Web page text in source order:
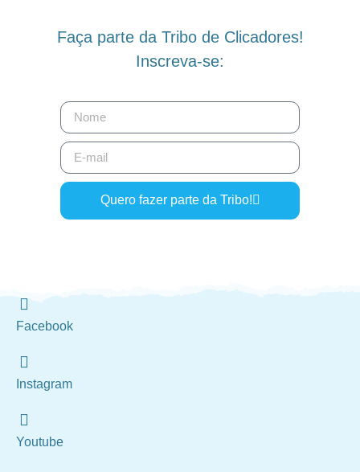
Faça parte da Tribo de Clicadores!
Inscreva-se:
Quero fazer parte da Tribo!
Facebook
Instagram
Youtube